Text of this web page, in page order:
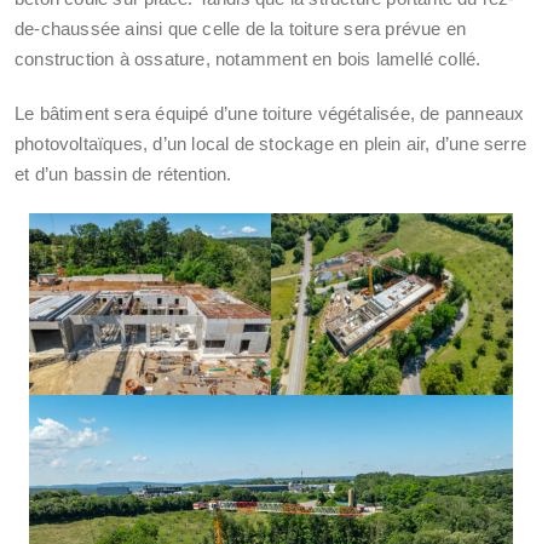
de-chaussée ainsi que celle de la toiture sera prévue en
construction à ossature, notamment en bois lamellé collé.
Le bâtiment sera équipé d’une toiture végétalisée, de panneaux
photovoltaïques, d’un local de stockage en plein air, d’une serre
et d’un bassin de rétention.